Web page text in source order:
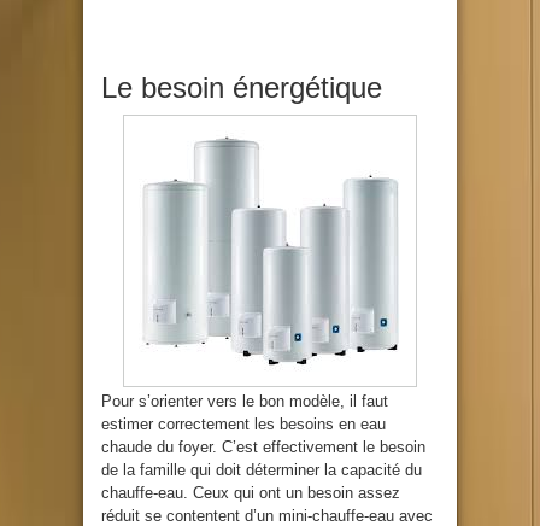
Le besoin énergétique
Pour s’orienter vers le bon modèle, il faut
estimer correctement les besoins en eau
chaude du foyer. C’est effectivement le besoin
de la famille qui doit déterminer la capacité du
chauffe-eau. Ceux qui ont un besoin assez
réduit se contentent d’un mini-chauffe-eau avec